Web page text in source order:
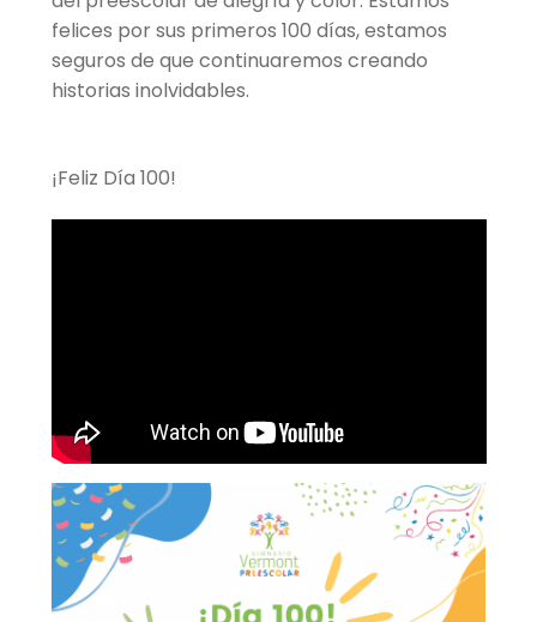
felices por sus primeros 100 días, estamos
seguros de que continuaremos creando
historias inolvidables.
¡Feliz Día 100!